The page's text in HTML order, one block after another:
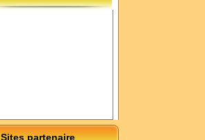
Sites partenaire